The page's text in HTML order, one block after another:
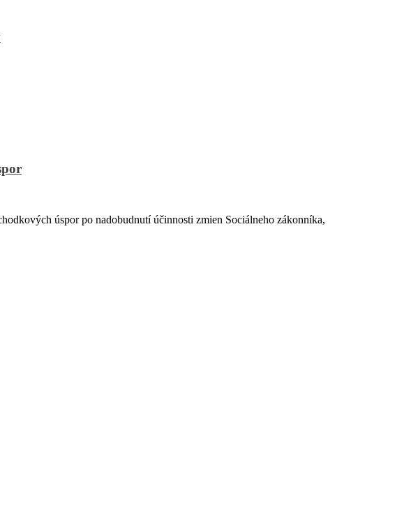
úspor po nadobudnutí účinnosti zmien Sociálneho zákonníka,